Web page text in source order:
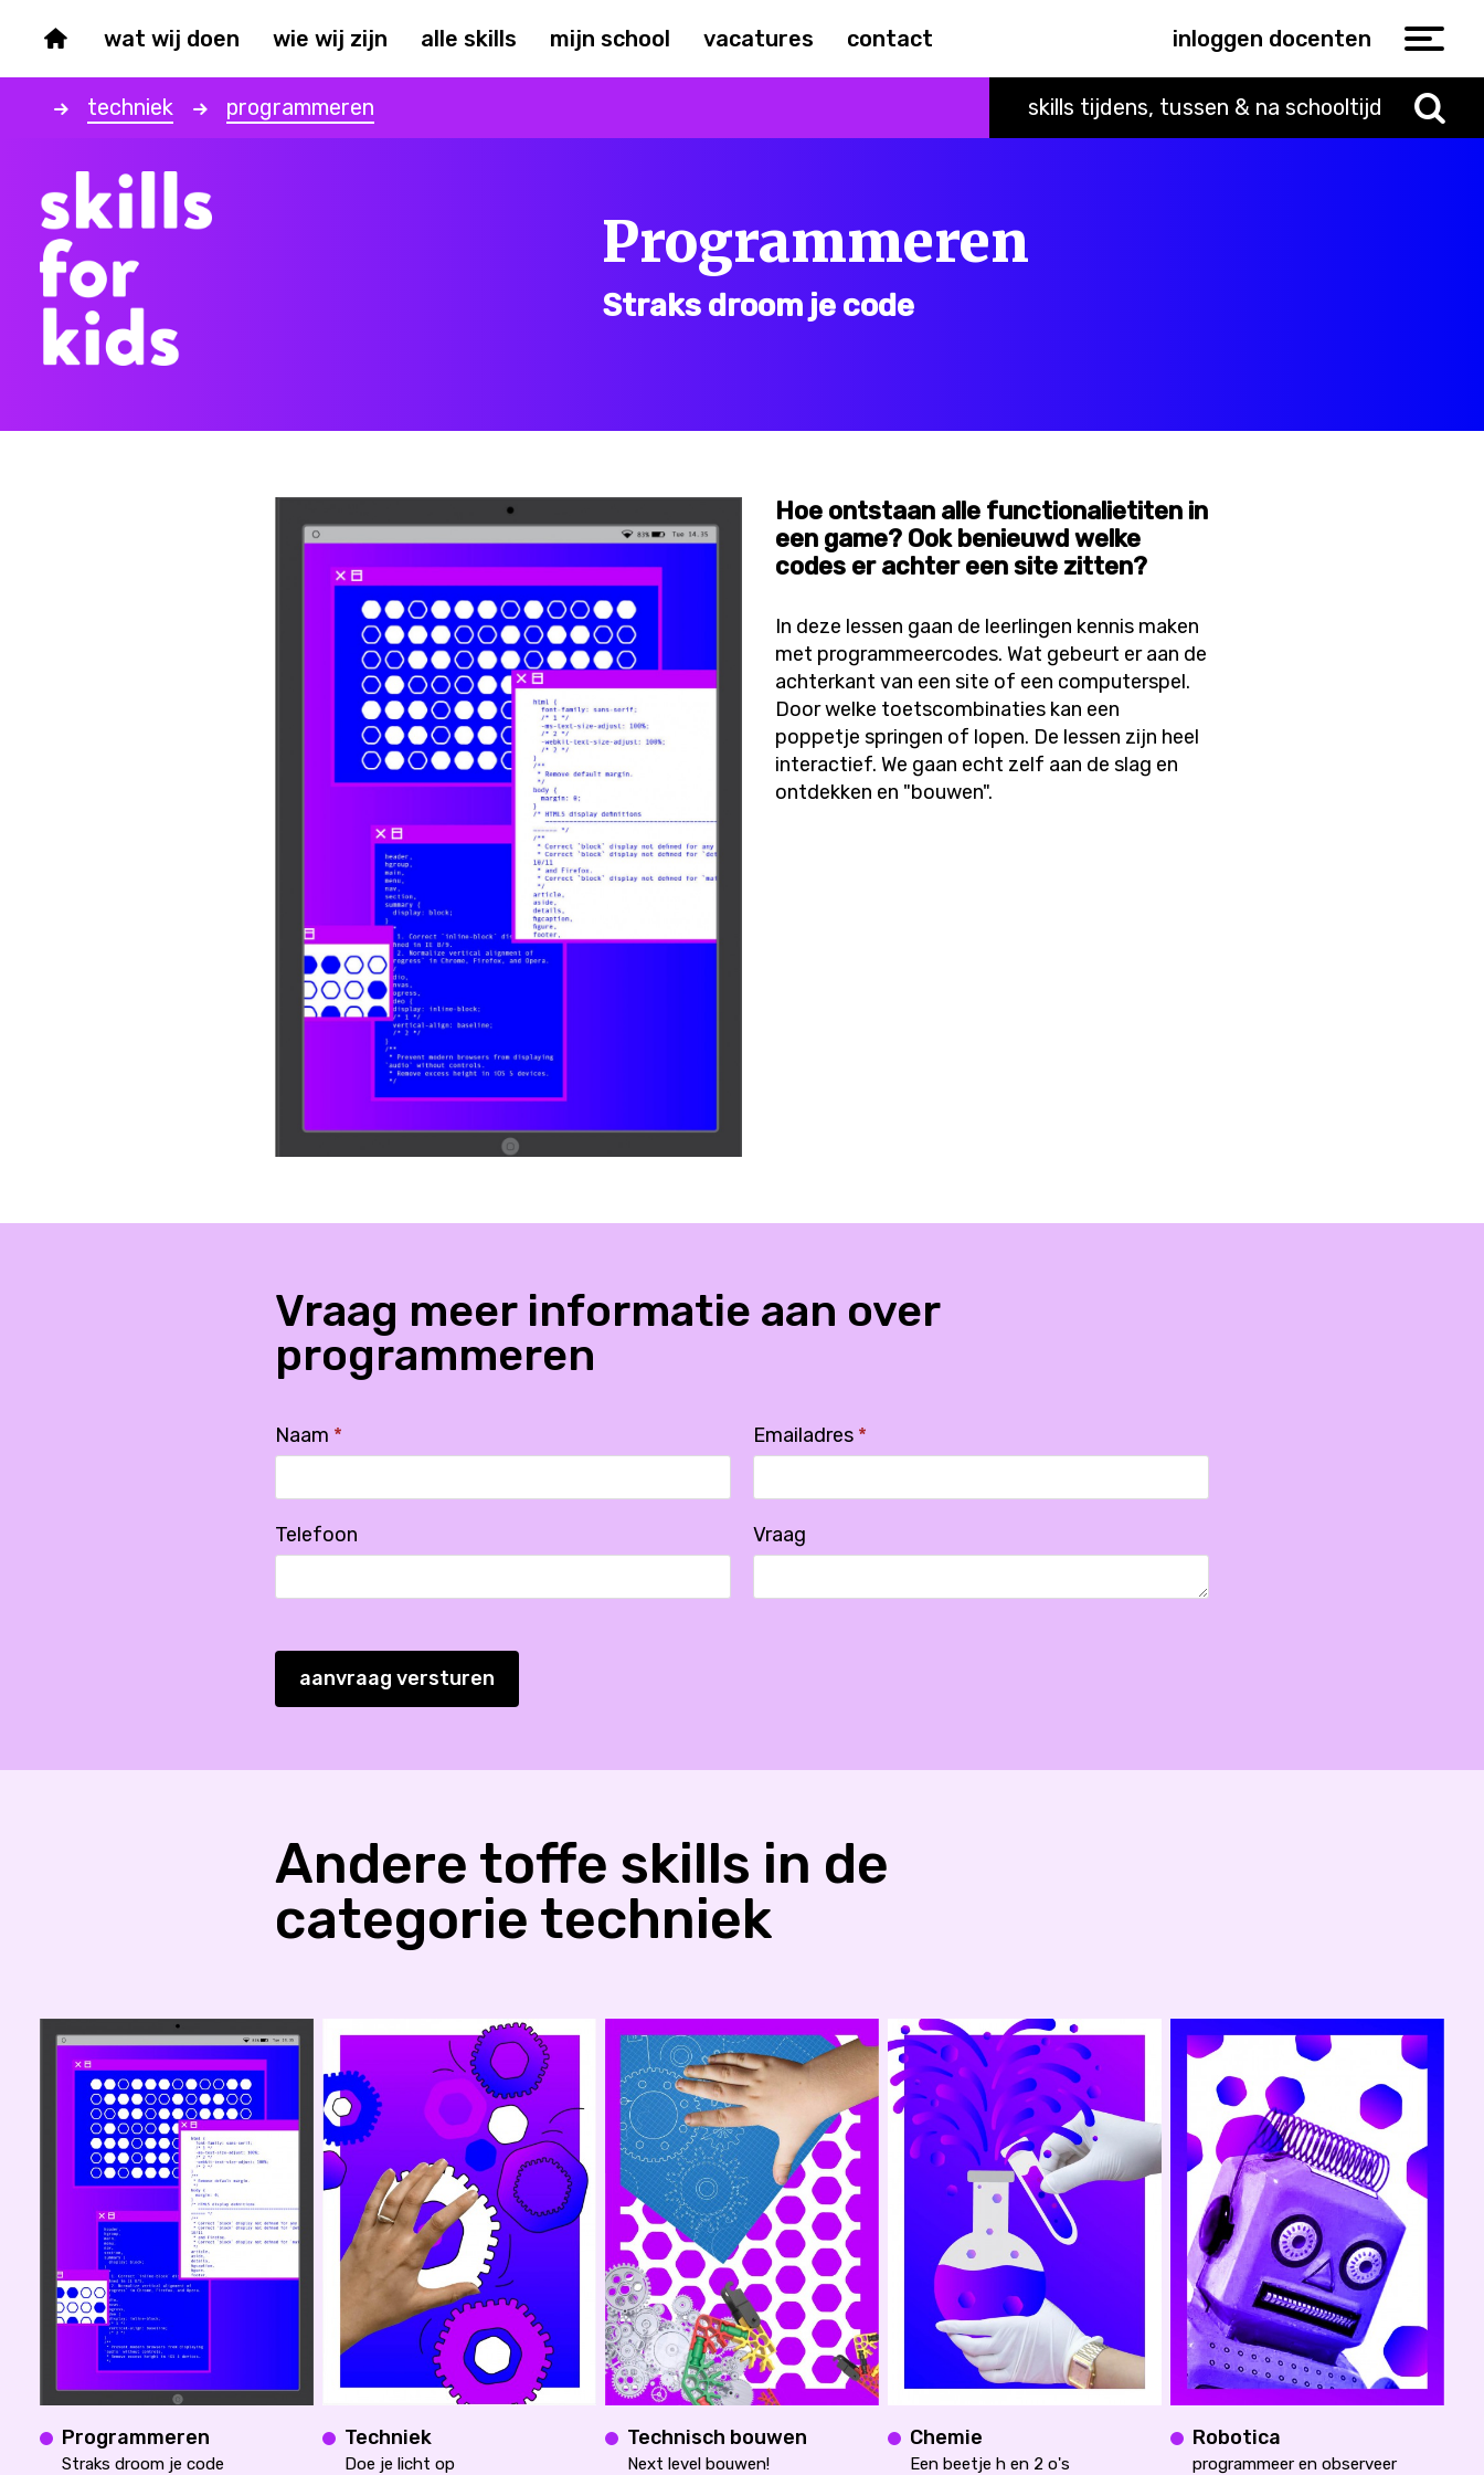
wat wij doen wie wij zijn alle skills mijn school vacatures contact inloggen docenten
techniek programmeren skills tijdens, tussen & na schooltijd
Programmeren
Straks droom je code
Hoe ontstaan alle functionalietiten in
een game? Ook benieuwd welke
codes er achter een site zitten?
In deze lessen gaan de leerlingen kennis maken
met programmeercodes. Wat gebeurt er aan de
achterkant van een site of een computerspel.
Door welke toetscombinaties kan een
poppetje springen of lopen. De lessen zijn heel
interactief. We gaan echt zelf aan de slag en
ontdekken en "bouwen".
Vraag meer informatie aan over
programmeren
Naam *
Telefoon
Emailadres *
Vraag
aanvraag versturen
Andere toffe skills in de
categorie techniek
Programmeren
Straks droom je code
Techniek
Doe je licht op
Technisch bouwen
Next level bouwen!
Chemie
Een beetje h en 2 o's
Robotica
programmeer en observeer